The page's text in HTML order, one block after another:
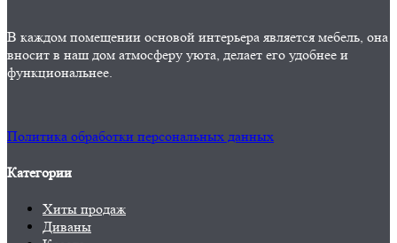
В каждом помещении основой интерьера является мебель, она
вносит в наш дом атмосферу уюта, делает его удобнее и
функциональнее.
Политика обработки персональных данных
Категории
Хиты продаж
Диваны